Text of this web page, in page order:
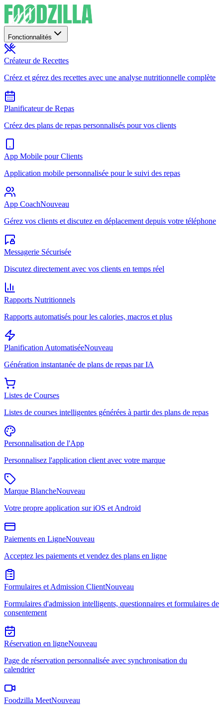
Fonctionnalités
Créateur de Recettes
Créez et gérez des recettes avec une analyse nutritionnelle complète
Planificateur de Repas
Créez des plans de repas personnalisés pour vos clients
App Mobile pour Clients
Application mobile personnalisée pour le suivi des repas
App CoachNouveau
Gérez vos clients et discutez en déplacement depuis votre téléphone
Messagerie Sécurisée
Discutez directement avec vos clients en temps réel
Rapports Nutritionnels
Rapports automatisés pour les calories, macros et plus
Planification AutomatiséeNouveau
Génération instantanée de plans de repas par IA
Listes de Courses
Listes de courses intelligentes générées à partir des plans de repas
Personnalisation de l'App
Personnalisez l'application client avec votre marque
Marque BlancheNouveau
Votre propre application sur iOS et Android
Paiements en LigneNouveau
Acceptez les paiements et vendez des plans en ligne
Formulaires et Admission ClientNouveau
Formulaires d'admission intelligents, questionnaires et formulaires de
consentement
Réservation en ligneNouveau
Page de réservation personnalisée avec synchronisation du
calendrier
Foodzilla MeetNouveau